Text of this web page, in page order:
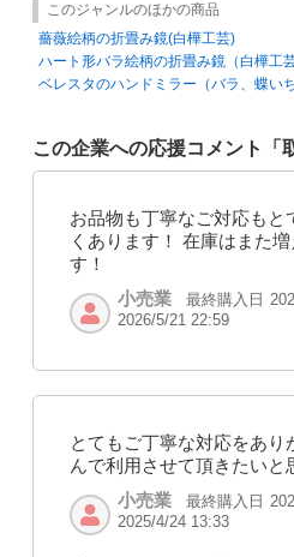
このジャンルのほかの商品
薔薇絵柄の折畳み鏡(白樺工芸)
ハート形バラ絵柄の折畳み鏡（白樺工芸
ベレスタのハンドミラー（バラ、蝶いち
この企業への応援コメント「
お品物も丁寧なご対応も
くあります！ 在庫はまた
す！
小売業
最終購入日
2026/5/21 22:59
とてもご丁寧な対応をあ
んで利用させて頂きたいと
小売業
最終購入日
2025/4/24 13:33